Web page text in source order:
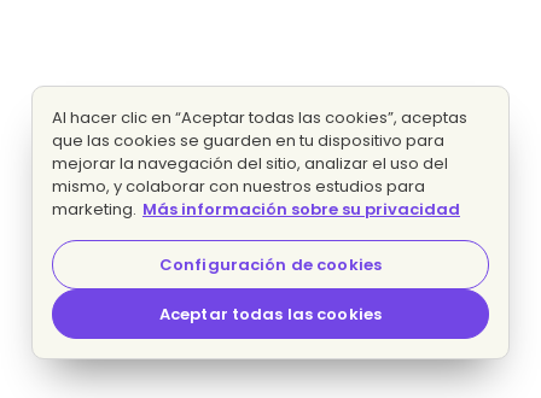
Al hacer clic en “Aceptar todas las cookies”, aceptas
que las cookies se guarden en tu dispositivo para
mejorar la navegación del sitio, analizar el uso del
mismo, y colaborar con nuestros estudios para
marketing. Más información sobre su privacidad
Configuración de cookies
Aceptar todas las cookies